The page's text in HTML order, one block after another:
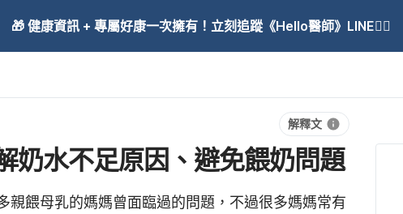
🎁 健康資訊 + 專屬好康一次擁有！立刻追蹤《Hello醫師》LINE👆🏼
解釋文
奶水不足原因、避免餵奶問題
親餵母乳的媽媽曾面臨過的問題，不過很多媽媽常有